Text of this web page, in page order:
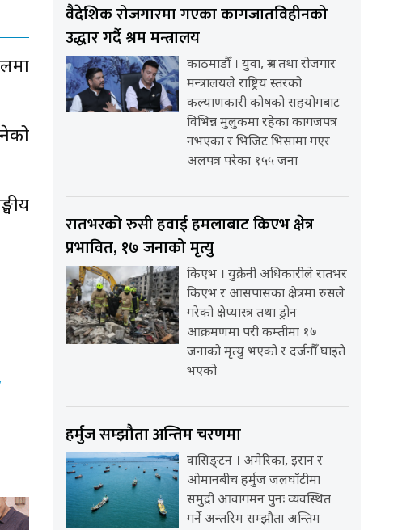
वैदेशिक रोजगारमा गएका कागजातविहीनको
उद्धार गर्दै श्रम मन्त्रालय
काठमाडौँ । युवा, श्रम तथा रोजगार
मन्त्रालयले राष्ट्रिय स्तरको
कल्याणकारी कोषको सहयोगबाट
विभिन्न मुलुकमा रहेका कागजपत्र
नभएका र भिजिट भिसामा गएर
अलपत्र परेका १५५ जना
रातभरको रुसी हवाई हमलाबाट किएभ क्षेत्र
प्रभावित, १७ जनाको मृत्यु
किएभ । युक्रेनी अधिकारीले रातभर
किएभ र आसपासका क्षेत्रमा रुसले
गरेको क्षेप्यास्त्र तथा ड्रोन
आक्रमणमा परी कम्तीमा १७
जनाको मृत्यु भएको र दर्जनौँ घाइते
भएको
हर्मुज सम्झौता अन्तिम चरणमा
वासिङ्टन । अमेरिका, इरान र
ओमानबीच हर्मुज जलघाँटीमा
समुद्री आवागमन पुनः व्यवस्थित
गर्ने अन्तरिम सम्झौता अन्तिम